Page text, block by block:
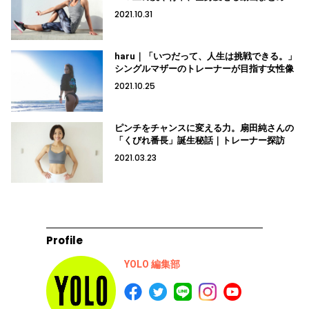
2021.10.31
haru｜「いつだって、人生は挑戦できる。」
シングルマザーのトレーナーが目指す女性像
2021.10.25
ピンチをチャンスに変える力。扇田純さんの
「くびれ番長」誕生秘話｜トレーナー探訪
2021.03.23
Profile
YOLO 編集部